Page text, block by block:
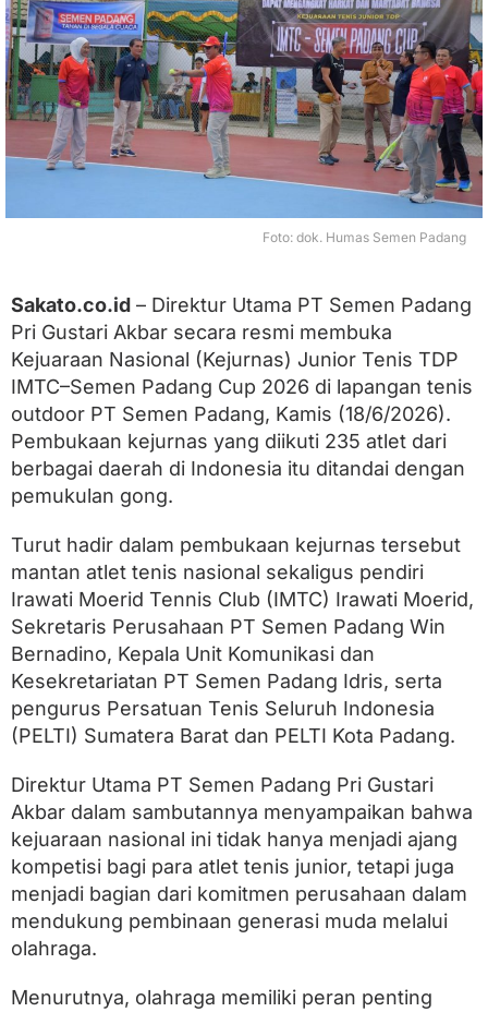
e
n
s
I
M
T
–
e
P
a
d
a
n
g
C
p
2
0
2
R
e
m
i
D
i
g
e
a
,
2
3
5
A
t
l
e
r
Foto: dok. Humas Semen Padang
Sakato.co.id – Direktur Utama PT Semen Padang
Pri Gustari Akbar secara resmi membuka
Kejuaraan Nasional (Kejurnas) Junior Tenis TDP
IMTC–Semen Padang Cup 2026 di lapangan tenis
outdoor PT Semen Padang, Kamis (18/6/2026).
Pembukaan kejurnas yang diikuti 235 atlet dari
berbagai daerah di Indonesia itu ditandai dengan
pemukulan gong.
Turut hadir dalam pembukaan kejurnas tersebut
mantan atlet tenis nasional sekaligus pendiri
Irawati Moerid Tennis Club (IMTC) Irawati Moerid,
Sekretaris Perusahaan PT Semen Padang Win
Bernadino, Kepala Unit Komunikasi dan
Kesekretariatan PT Semen Padang Idris, serta
pengurus Persatuan Tenis Seluruh Indonesia
(PELTI) Sumatera Barat dan PELTI Kota Padang.
Direktur Utama PT Semen Padang Pri Gustari
Akbar dalam sambutannya menyampaikan bahwa
kejuaraan nasional ini tidak hanya menjadi ajang
kompetisi bagi para atlet tenis junior, tetapi juga
menjadi bagian dari komitmen perusahaan dalam
mendukung pembinaan generasi muda melalui
olahraga.
Menurutnya, olahraga memiliki peran penting